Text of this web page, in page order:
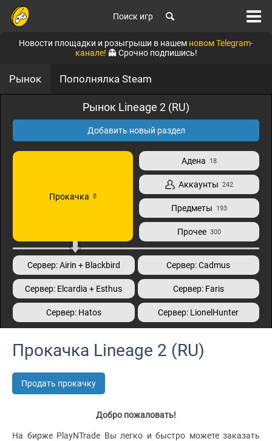
Поиск игр
Новости площадки и розыгрыши в нашем новом Telegram-
канале! 👻 Срочно подпишись!
Рынок Пополнялка Steam
Рынок Lineage 2 (RU)
Добавить новый раздел
Прокачка 8
Адена 18
Аккаунты 242
Предметы 193
Прочее 300
Сервер: Airin + Blackbird Сервер: Cadmus
Сервер: Elcardia + Esthus Сервер: Faris
Сервер: Hatos Сервер: LionelHunter
Прокачка Lineage 2 (RU)
Продать прокачку
Добро пожаловать!
На бирже PlayNTrade Вы легко и быстро можете заказать